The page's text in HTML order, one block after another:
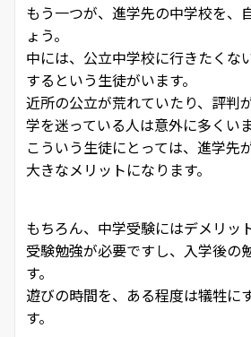
もう一つが、進学先の中学校を、
ょう。
中には、公立中学校に行きたくな
するという生徒がいます。
近所の公立が荒れていたり、評判
学を迷っている人は意外に多くいま
こういう生徒にとっては、進学先
大きなメリットになります。
もちろん、中学受験にはデメリッ
受験勉強が必要ですし、入学後の
す。
遊びの時間を、ある程度は犠牲に
す。